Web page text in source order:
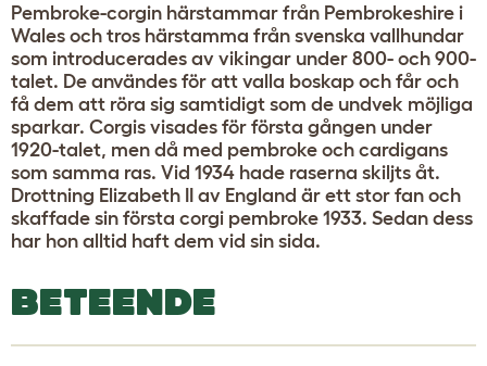
Pembroke-corgin härstammar från Pembrokeshire i
Wales och tros härstamma från svenska vallhundar
som introducerades av vikingar under 800- och 900-
talet. De användes för att valla boskap och får och
få dem att röra sig samtidigt som de undvek möjliga
sparkar. Corgis visades för första gången under
1920-talet, men då med pembroke och cardigans
som samma ras. Vid 1934 hade raserna skiljts åt.
Drottning Elizabeth II av England är ett stor fan och
skaffade sin första corgi pembroke 1933. Sedan dess
har hon alltid haft dem vid sin sida.
BETEENDE